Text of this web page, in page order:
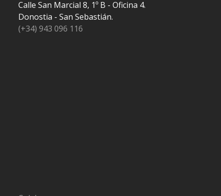
Calle San Marcial 8, 1º B - Oficina 4.
Donostia - San Sebastián.
(+34) 943 096 116